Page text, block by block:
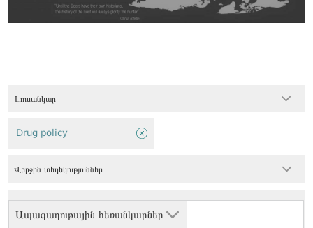
Լուսանկար
Ապագաղութային հեռանկարներ
Drug policy
Վերջին տեղեկություններ